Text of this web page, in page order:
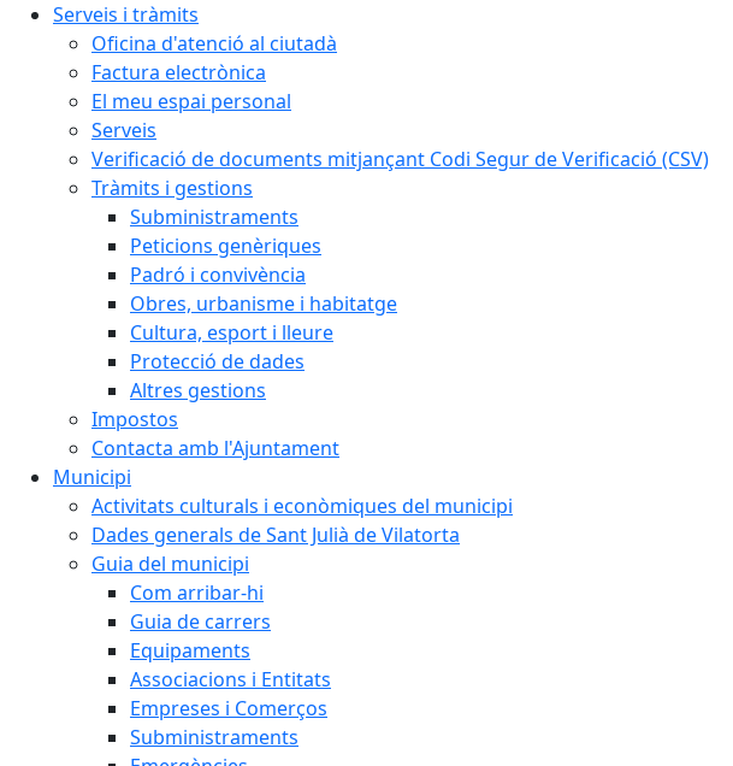
Serveis i tràmits
Oficina d'atenció al ciutadà
Factura electrònica
El meu espai personal
Serveis
Verificació de documents mitjançant Codi Segur de Verificació (CSV)
Tràmits i gestions
Subministraments
Peticions genèriques
Padró i convivència
Obres, urbanisme i habitatge
Cultura, esport i lleure
Protecció de dades
Altres gestions
Impostos
Contacta amb l'Ajuntament
Municipi
Activitats culturals i econòmiques del municipi
Dades generals de Sant Julià de Vilatorta
Guia del municipi
Com arribar-hi
Guia de carrers
Equipaments
Associacions i Entitats
Empreses i Comerços
Subministraments